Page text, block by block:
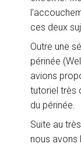
ces deux
Outre une
périnée
avions
tutoriel très
du périnée.
Suite au
nous avons